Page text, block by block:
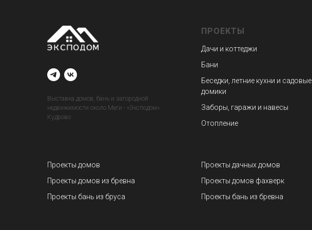
Выставка домов, бань и загородной
недвижимости около Меги - «Эксподом»
Кудрово
ПРОЕКТЫ
Дачи и коттеджи
Бани
Беседки, летние кухни и садовые
домики
Заборы, гаражи и навесы
Отопление
Проекты домов
Проекты домов из бревна
Проекты бань из бруса
Проекты дачных домов
Проекты домов фахверк
Проекты бань из бревна